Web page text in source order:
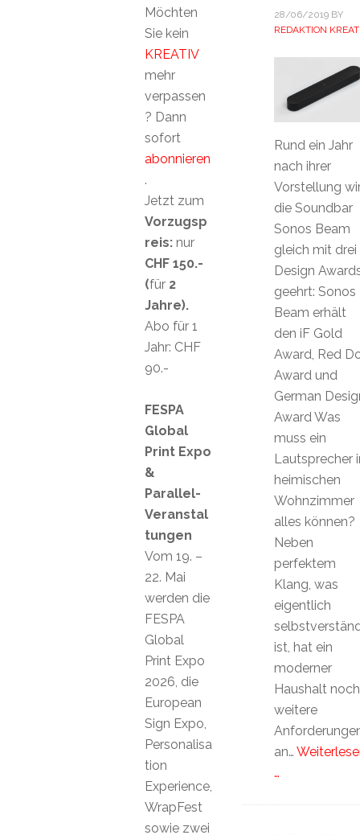
28/06/2019BY
REDAKTION
Rund ein Jahr
nach ihrer
Vorstellung
die Soundbar
Sonos Beam
gleich mit drei
Design
geehrt: Sonos
Beam erhält
den iF Gold
Award, Red
Award und
German
Award Was
muss ein
Lautsprecher
heimischen
Wohnzimmer
alles können?
Neben
perfektem
Klang, was
eigentlich
ist, hat ein
moderner
Haushalt noch
weitere
an…
…
Möchten
Sie kein
KREATIV
mehr
verpassen
? Dann
sofort
abonnieren
.
Jetzt zum
Vorzugsp
reis: nur
CHF 150.-
(für 2
Jahre).
Abo für 1
Jahr: CHF
90.-
FESPA
Global
Print Expo
&
Parallel-
Veranstal
tungen
Vom 19. –
22. Mai
werden die
FESPA
Global
Print Expo
2026, die
European
Sign Expo,
Personalisa
tion
Experience,
WrapFest
sowie zwei